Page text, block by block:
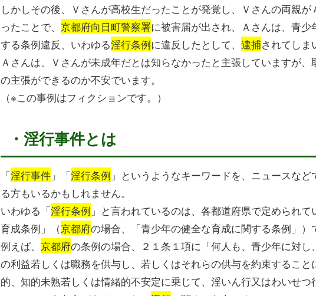
しかしその後、Ｖさんが高校生だったことが発覚し、Ｖさんの両親が
ったことで、 京都府向日町警察署に被害届が出され、Ａさんは、青少
する条例違反、いわゆる淫行条例に違反したとして、 逮捕されてしま
Ａさんは、Ｖさんが未成年だとは知らなかったと主張していますが、
の主張ができるのか不安でいます。
（※この事例はフィクションです。）
・淫行事件とは
「淫行事件 」「淫行条例 」というようなキーワードを、ニュースな
る方もいるかもしれません。
いわゆる「淫行条例 」と言われているのは、各都道府県で定められ
育成条例」（京都府の場合、「青少年の健全な育成に関する条例」）
例えば、 京都府の条例の場合、２１条１項に「何人も、青少年に対し
の利益若しくは職務を供与し、若しくはそれらの供与を約束すること
的、知的未熟若しくは情緒的不安定に乗じて、淫いん行又はわいせつ